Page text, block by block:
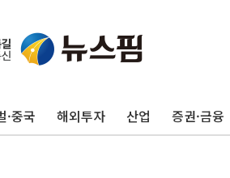
·중국 해외투자 산업 증권·금융
폐지·공소청 출범…피해자들 '범죄 사각지